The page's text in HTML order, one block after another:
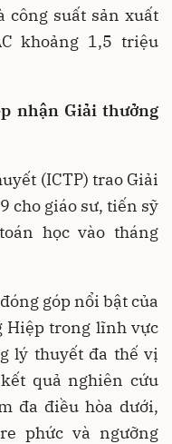
công suất sản xuất
khoảng 1,5 triệu
nhận Giải thưởng
(ICTP) trao Giải
cho giáo sư, tiến sỹ
học vào tháng
góp nổi bật của
Hiệp trong lĩnh vực
lý thuyết đa thế vị
quả nghiên cứu
đa điều hòa dưới,
phức và ngưỡng